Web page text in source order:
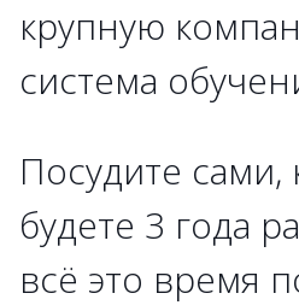
крупную
система
Посудите
будете 3 года
всё это время